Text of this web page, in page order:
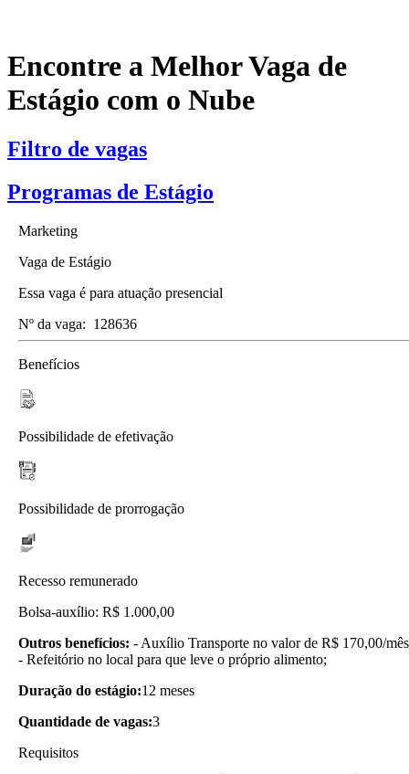
Encontre a Melhor Vaga de
Estágio com o Nube
Filtro de vagas
Programas de Estágio
Marketing
Vaga de Estágio
Essa vaga é para atuação presencial
Nº da vaga: 128636
Benefícios
Possibilidade de efetivação
Possibilidade de prorrogação
Recesso remunerado
Bolsa-auxílio: R$ 1.000,00
Outros benefícios: - Auxílio Transporte no valor de R$ 170,00/
- Refeitório no local para que leve o próprio alimento;
Duração do estágio:12 meses
Quantidade de vagas:3
Requisitos